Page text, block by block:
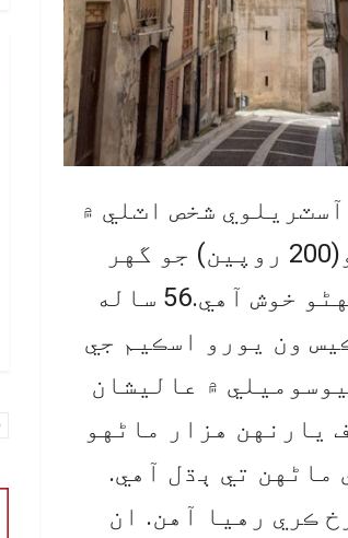
آسٽريلوي شخص اٽلي ۾
هڪ اسڪيم جو فائدو کڻندي صرف هڪ يورو(200 روپين) جو گهر
خريد ڪري ورتو آهي جنهن تي هو تمام گهڻو خوش آهي.56 ساله
ون يورو اسڪيم جي
۾ عاليشان
يارنهن هزار ماڻهو
ماڻهن تي ٻڌل آهي.
ڪري رهيا آهن. ان